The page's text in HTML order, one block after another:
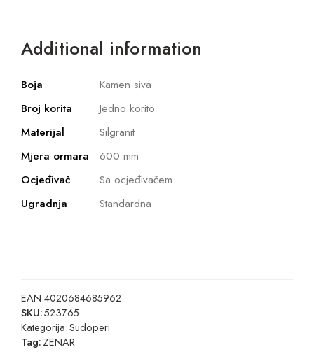
Additional information
Boja
Kamen siva
Broj korita
Jedno korito
Materijal
Silgranit
Mjera ormara
600 mm
Ocjeđivač
Sa ocjeđivačem
Ugradnja
Standardna
EAN:4020684685962
SKU:523765
Kategorija:Sudoperi
Tag:ZENAR